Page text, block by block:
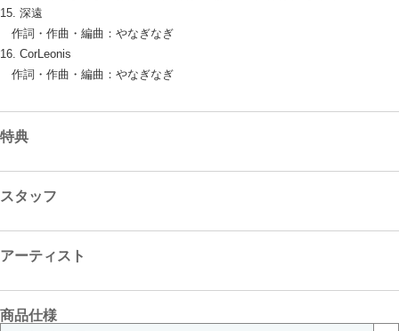
15. 深遠
作詞・作曲・編曲：やなぎなぎ
16. CorLeonis
作詞・作曲・編曲：やなぎなぎ
特典
スタッフ
アーティスト
商品仕様